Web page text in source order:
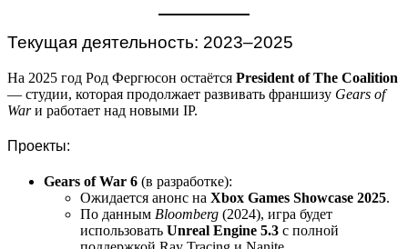
Текущая деятельность: 2023–2025
На 2025 год Род Фергюсон остаётся President of The Coalition
— студии, которая продолжает развивать франшизу Gears of
Warи работает над новыми IP.
Проекты:
Gears of War 6 (в разработке):
Ожидается анонс на Xbox Games Showcase 2025.
По данным Bloomberg (2024), игра будет
использовать Unreal Engine 5.3 с полной